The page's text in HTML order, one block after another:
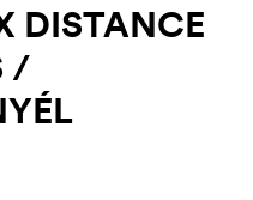
DISTANCE
/